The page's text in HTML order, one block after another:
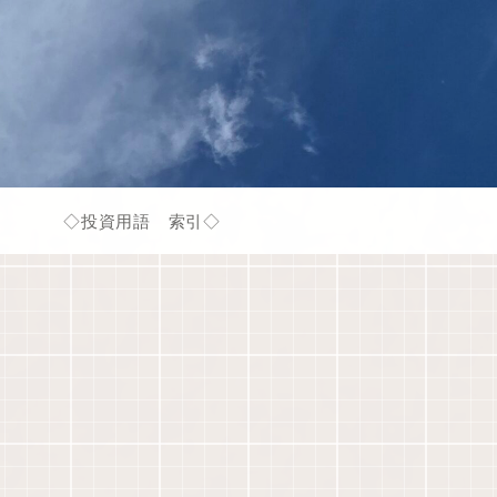
◇投資用語 索引◇